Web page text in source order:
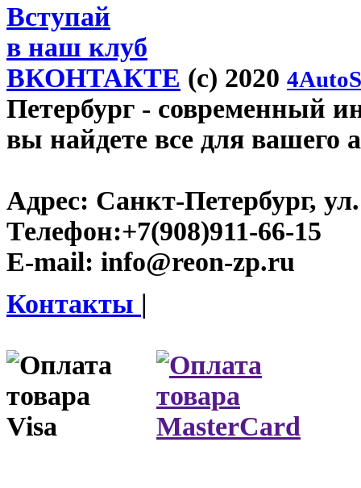
Вступай
в наш клуб
ВКОНТАКТЕ (c) 2020
Петербург - современный
вы найдете все для вашего
Адрес: Санкт-Петербург,
Телефон:+7(908)911-66-15
E-mail: info@reon-zp.ru
Контакты |